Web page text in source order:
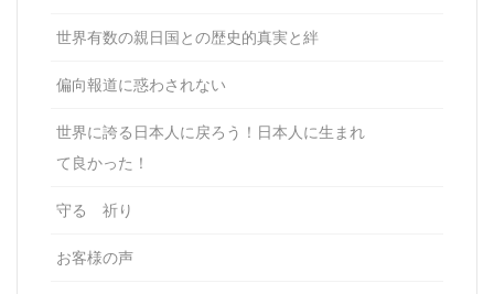
世界有数の親日国との歴史的真実と絆
偏向報道に惑わされない
世界に誇る日本人に戻ろう！日本人に生まれ
て良かった！
守る 祈り
お客様の声